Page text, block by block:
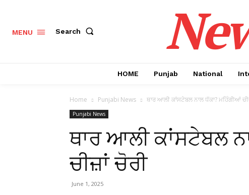
MENU Search
HOME Punjab National
Home Punjabi News ਥਾਰ ਆਲੀ ਕਾਂਸਟੇਬਲ ਨਾਲ ਧੱਕਾ? ਮਹਿੰਗੀਆਂ
Punjabi News
ਥਾਰ ਆਲੀ ਕਾਂਸਟੇਬਲ
ਚੀਜ਼ਾਂ ਚੋਰੀ
June 1, 2025